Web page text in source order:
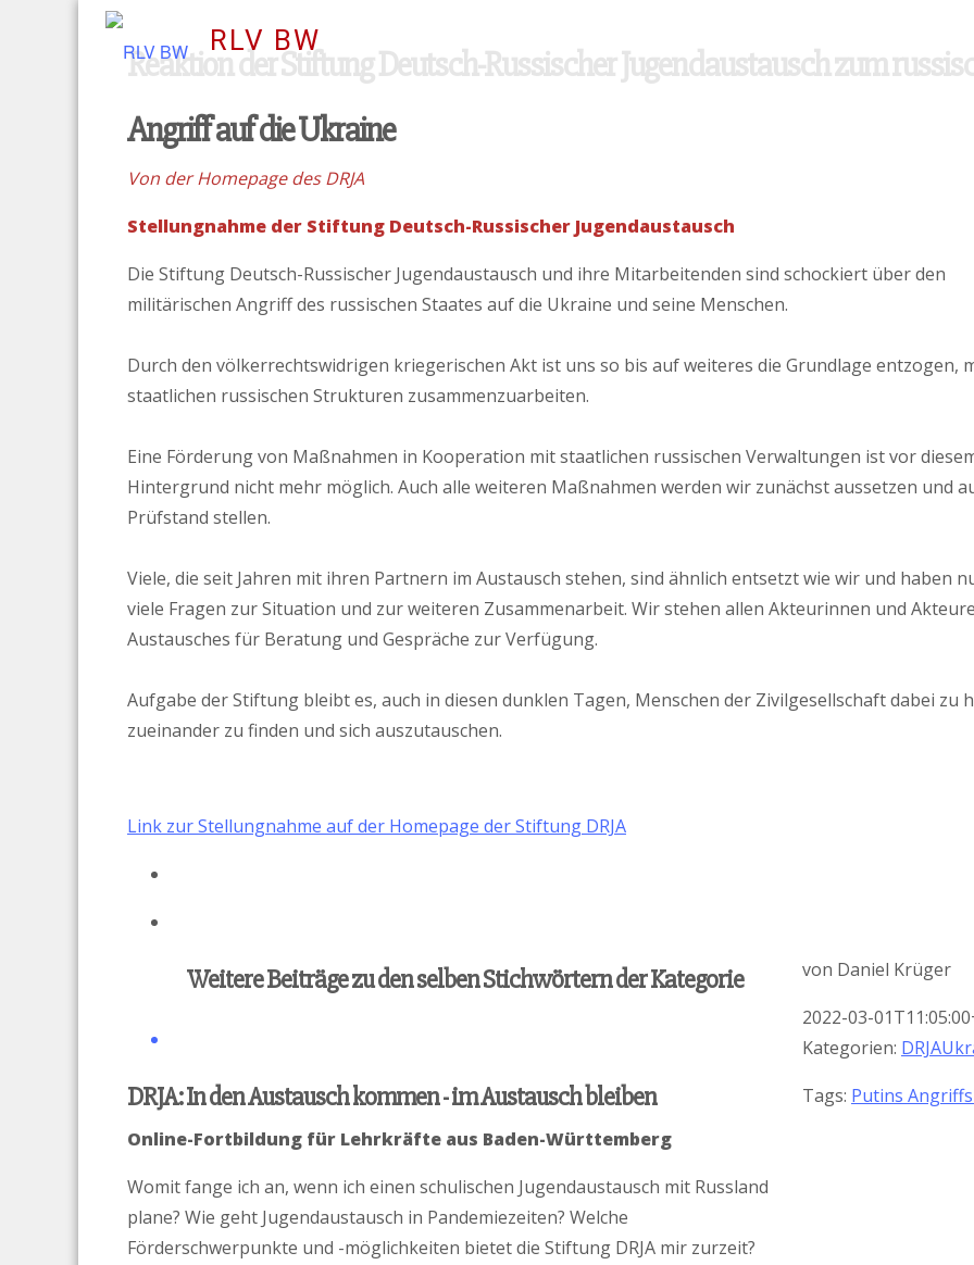
RLV BW
Reaktion der Stiftung Deutsch-Russischer Jugendaustausch zum
Angriff auf die Ukraine
Von der Homepage des DRJA
Stellungnahme der Stiftung Deutsch-Russischer Jugendaustausch
Die Stiftung Deutsch-Russischer Jugendaustausch und ihre Mitarbeitenden sind schockiert über den
militärischen Angriff des russischen Staates auf die Ukraine und seine Menschen.
Durch den völkerrechtswidrigen kriegerischen Akt ist uns so bis auf weiteres die Grundlage entzogen,
staatlichen russischen Strukturen zusammenzuarbeiten.
Eine Förderung von Maßnahmen in Kooperation mit staatlichen russischen Verwaltungen ist vor
Hintergrund nicht mehr möglich. Auch alle weiteren Maßnahmen werden wir zunächst aussetzen und
Prüfstand stellen.
Viele, die seit Jahren mit ihren Partnern im Austausch stehen, sind ähnlich entsetzt wie wir und haben
viele Fragen zur Situation und zur weiteren Zusammenarbeit. Wir stehen allen Akteurinnen und
Austausches für Beratung und Gespräche zur Verfügung.
Aufgabe der Stiftung bleibt es, auch in diesen dunklen Tagen, Menschen der Zivilgesellschaft dabei zu
zueinander zu finden und sich auszutauschen.
Link zur Stellungnahme auf der Homepage der Stiftung DRJA
von Daniel Krüger
2022-03-
Kategorien: DRJA
Tags: Putins
Weitere Beiträge zu den selben Stichwörtern der Kategorie
DRJA: In den Austausch kommen - im Austausch bleiben
Online-Fortbildung für Lehrkräfte aus Baden-Württemberg
Womit fange ich an, wenn ich einen schulischen Jugendaustausch mit Russland
plane? Wie geht Jugendaustausch in Pandemiezeiten? Welche
Förderschwerpunkte und -möglichkeiten bietet die Stiftung DRJA mir zurzeit?